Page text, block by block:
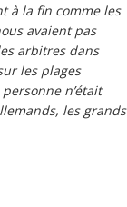
à la fin comme les
avaient pas
arbitres dans
les plages
n’était
les grands